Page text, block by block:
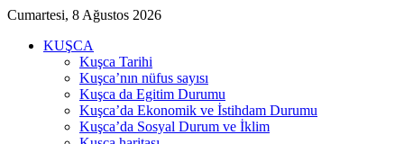
Cumartesi, 8 Ağustos 2026
KUŞCA
Kuşca Tarihi
Kuşca’nın nüfus sayısı
Kuşca da Egitim Durumu
Kuşca’da Ekonomik ve İstihdam Durumu
Kuşca’da Sosyal Durum ve İklim